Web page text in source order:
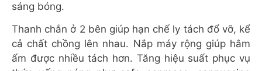
sáng bóng.
Thanh chắn ở 2 bên giúp hạn chế ly tách đổ vỡ, kể
cả chất chồng lên nhau. Nắp máy rộng giúp hâm
ấm được nhiều tách hơn. Tăng hiệu suất phục vụ